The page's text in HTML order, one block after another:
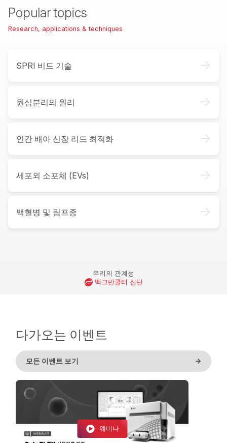
Popular topics
Research, applications & techniques
SPRI 비드 기술 ->
원심분리의 원리 ->
인간 배아 신장 리드 최적화 ->
세포외 소포체 (EVs) ->
백혈병 및 림프종 ->
우리의 관계성
벡크만쿨터 진단
다가오는 이벤트
모든 이벤트 보기 ->
웨비나